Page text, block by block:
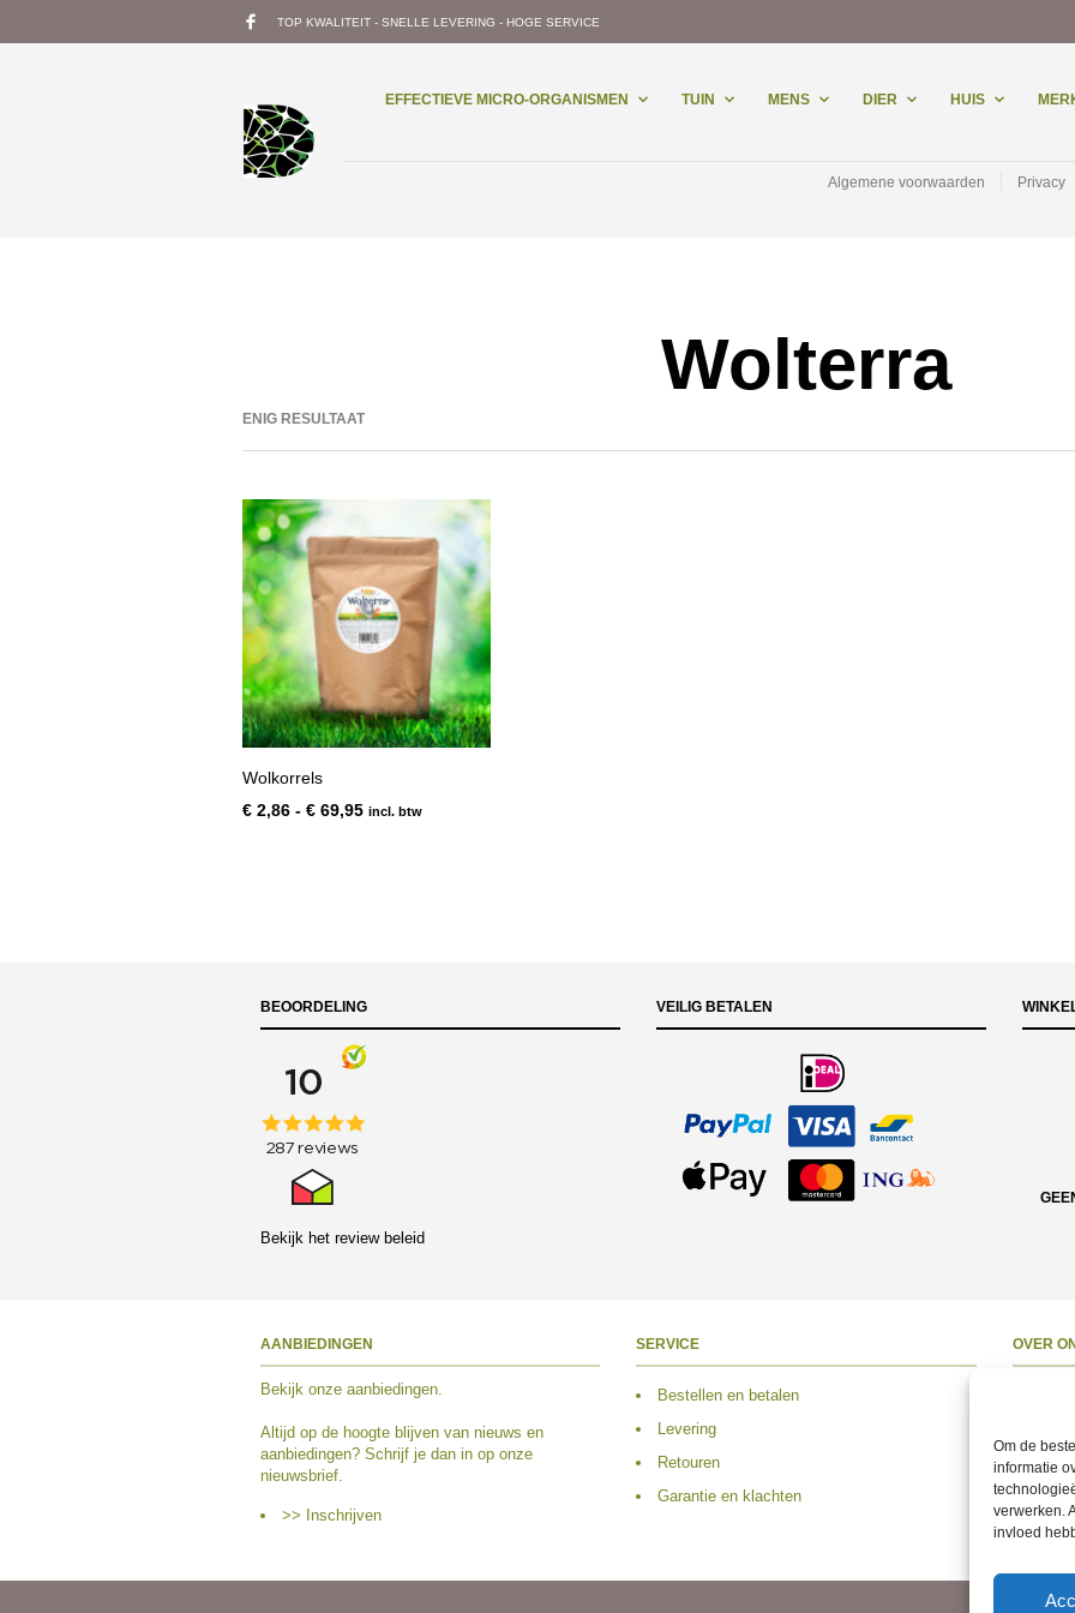
Om de
informatie
verwerken.
invloed
TOP KWALITEIT - SNELLE LEVERING - HOGE SERVICE
EFFECTIEVE MICRO-ORGANISMEN TUIN MENS DIER HUIS
Algemene voorwaarden Privacy
Wolterra
ENIG RESULTAAT
Wolkorrels
€ 2,86 - € 69,95Prijsklasse:
incl. btw
BEOORDELING
Bekijk het review beleid
VEILIG BETALEN
AANBIEDINGEN
Bekijk onze aanbiedingen.
Altijd op de hoogte blijven van nieuws en
aanbiedingen? Schrijf je dan in op onze
nieuwsbrief.
>> Inschrijven
SERVICE
Bestellen en betalen
Levering
Retouren
Garantie en klachten
OVER
Volg